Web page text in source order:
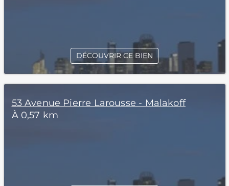
DÉCOUVRIR CE BIEN
53 Avenue Pierre Larousse - Malakoff
À 0,57 km